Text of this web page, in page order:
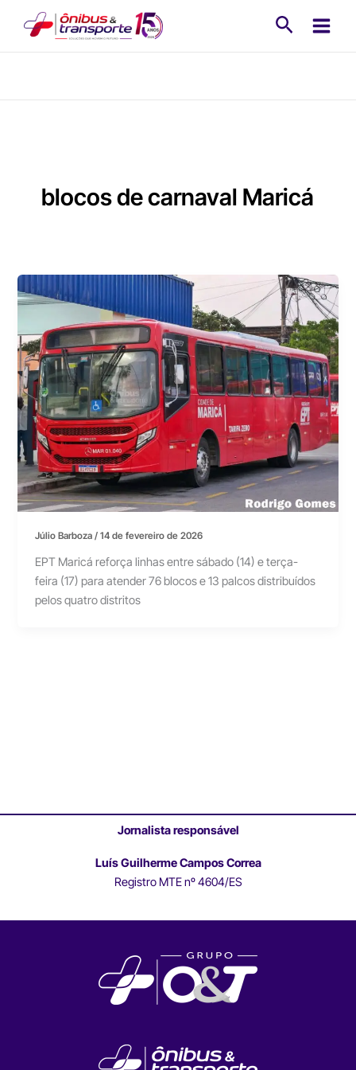
blocos de carnaval Maricá
Júlio Barboza/14 de fevereiro de 2026
EPT Maricá reforça linhas entre sábado (14) e terça-
feira (17) para atender 76 blocos e 13 palcos distribuídos
pelos quatro distritos
Jornalista responsável
Luís Guilherme Campos Correa
Registro MTE nº 4604/ES